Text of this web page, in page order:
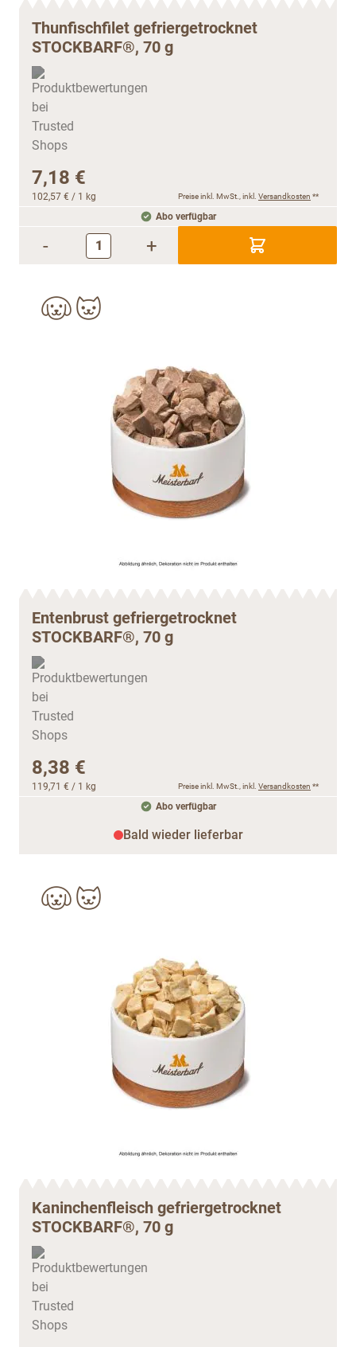
Thunfischfilet gefriergetrocknet
STOCKBARF®, 70 g
7,18 €
102,57 € / 1 kg Preise inkl. MwSt., inkl. Versandkosten **
Abo verfügbar
- +
Entenbrust gefriergetrocknet
STOCKBARF®, 70 g
8,38 €
119,71 € / 1 kg Preise inkl. MwSt., inkl. Versandkosten **
Abo verfügbar
Bald wieder lieferbar
Kaninchenfleisch gefriergetrocknet
STOCKBARF®, 70 g